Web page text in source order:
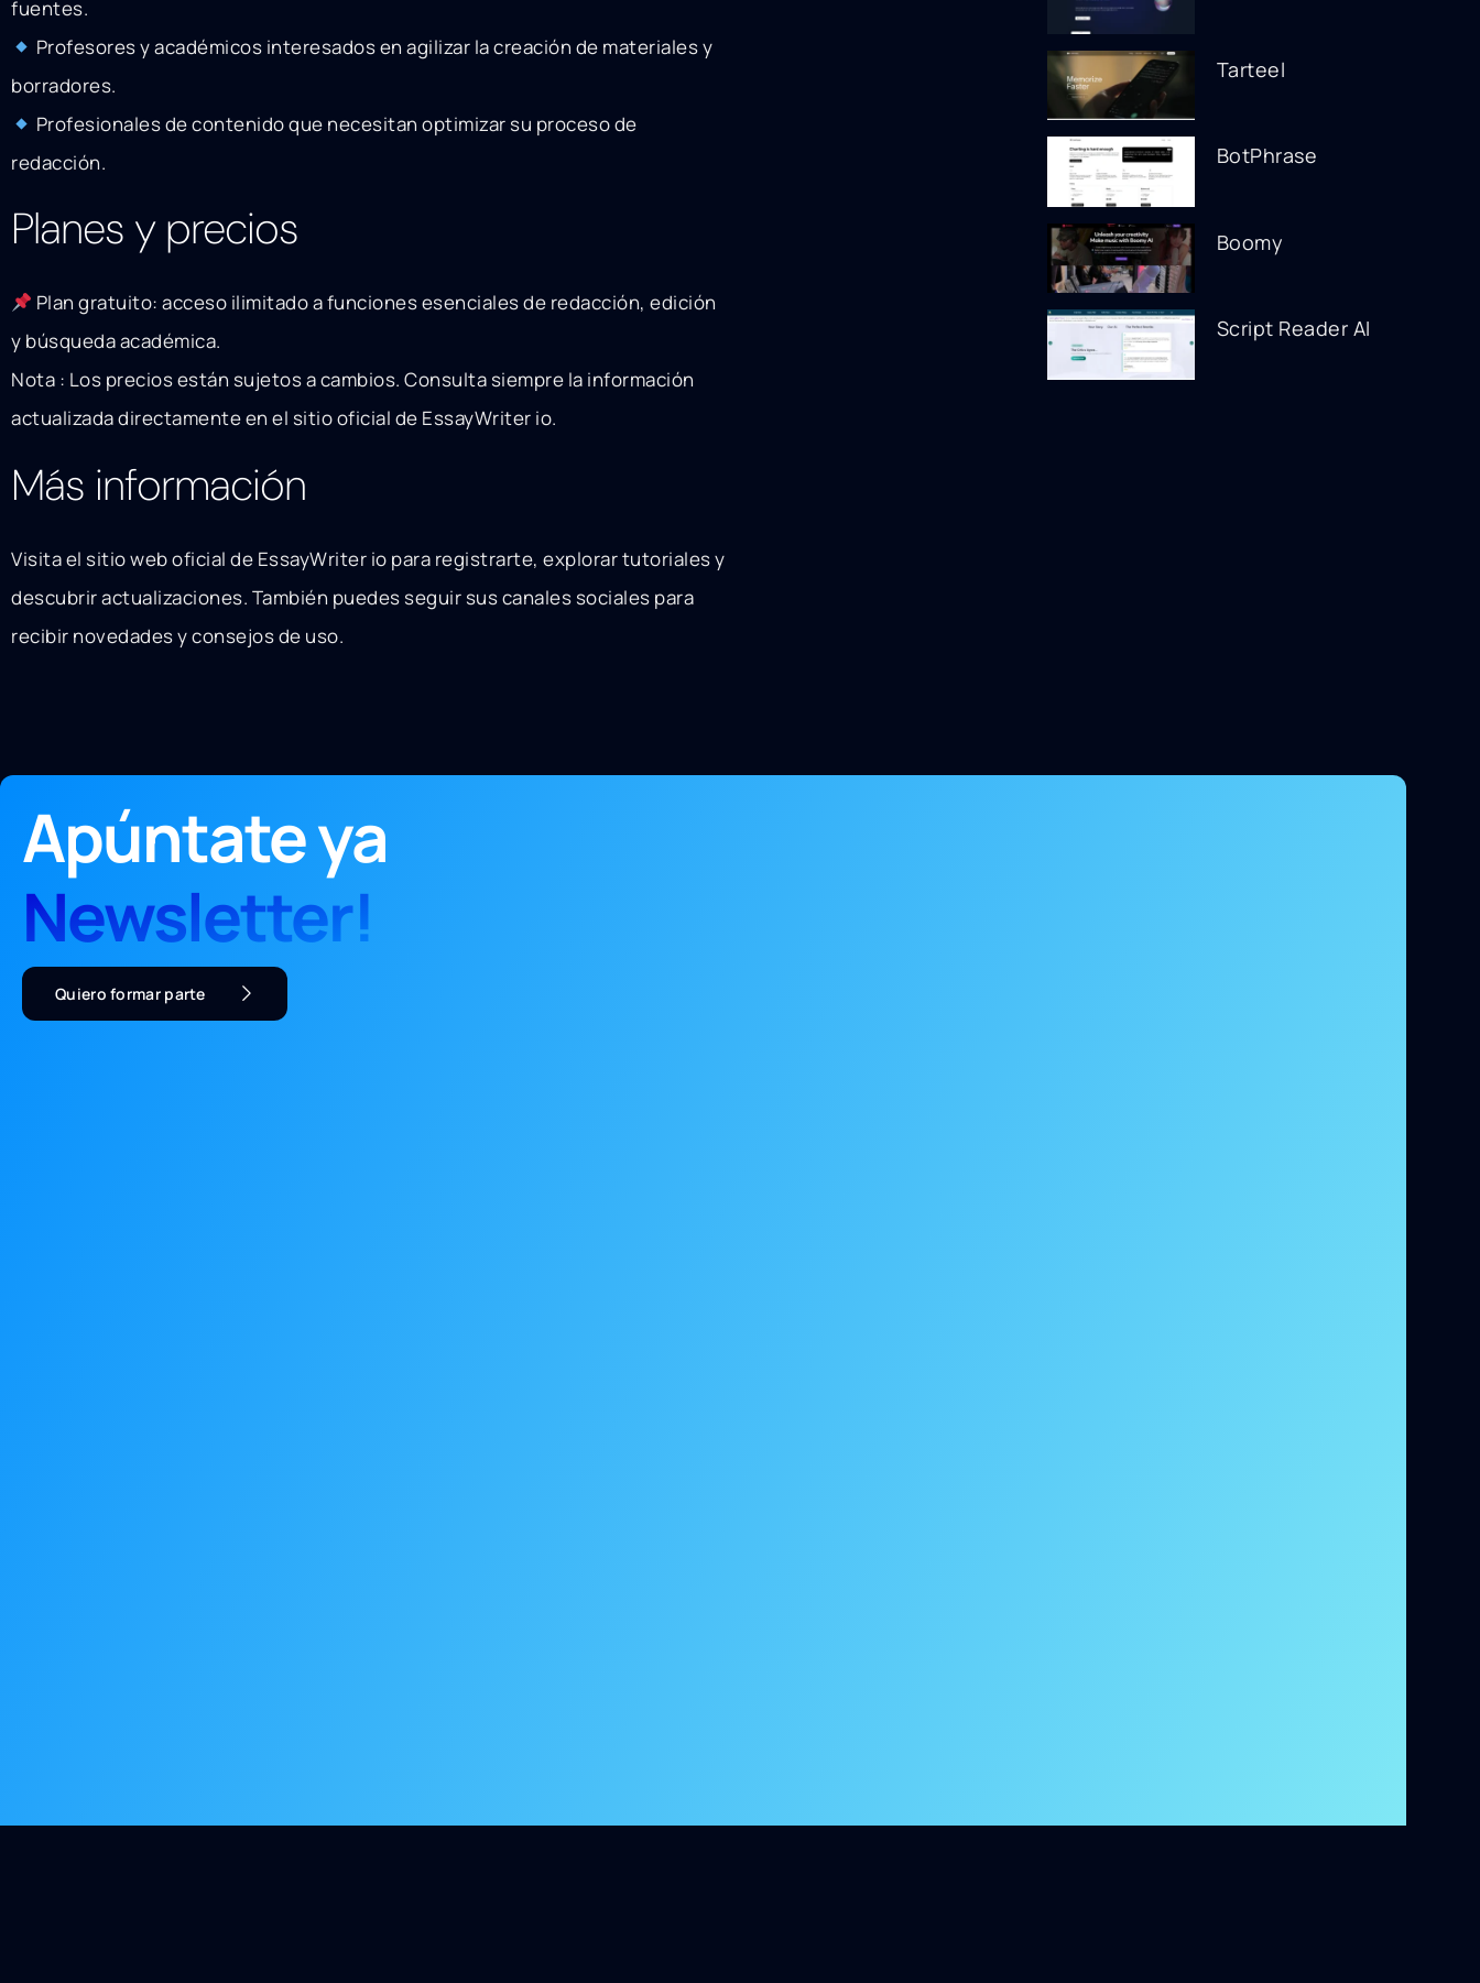
fuentes.
Profesores y académicos interesados en agilizar la creación de materiales y
borradores.
Profesionales de contenido que necesitan optimizar su proceso de
redacción.
Planes y precios
Plan gratuito: acceso ilimitado a funciones esenciales de redacción, edición
y búsqueda académica.
Nota : Los precios están sujetos a cambios. Consulta siempre la información
actualizada directamente en el sitio oficial de EssayWriter io.
Más información
Visita el sitio web oficial de EssayWriter io para registrarte, explorar tutoriales y
descubrir actualizaciones. También puedes seguir sus canales sociales para
recibir novedades y consejos de uso.
Tarteel
BotPhrase
Boomy
Script Reader AI
Apúntate ya
Newsletter!
Quiero formar parte